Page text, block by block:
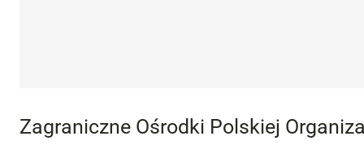
Zagraniczne Ośrodki Polskiej